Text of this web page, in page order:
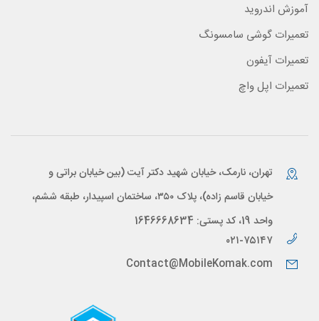
آموزش اندروید
تعمیرات گوشی سامسونگ
تعمیرات آیفون
تعمیرات اپل واچ
تهران، نارمک، خیابان شهید دکتر آیت (بین خیابان براتی و
خیابان قاسم زاده)، پلاک ۳۵۰، ساختمان اسپیدار، طبقه ششم،
واحد 19، کد پستی: 1646668634
۰۲۱-۷۵۱۴۷
Contact@MobileKomak.com